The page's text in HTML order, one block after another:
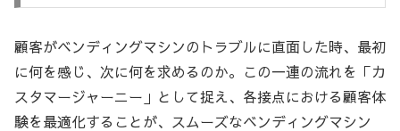
顧客がベンディングマシンのトラブルに直面した時、最初
に何を感じ、次に何を求めるのか。この一連の流れを「カ
スタマージャーニー」として捉え、各接点における顧客体
験を最適化することが、スムーズなベンディングマシン